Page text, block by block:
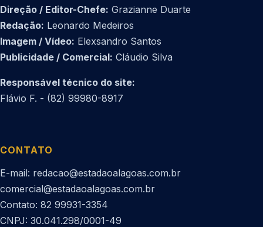
Direção / Editor-Chefe: Grazianne Duarte
Redação: Leonardo Medeiros
Imagem / Vídeo: Elexsandro Santos
Publicidade / Comercial: Cláudio Silva
Responsável técnico do site:
Flávio F. - (82) 99980-8917
CONTATO
E-mail: redacao@estadaoalagoas.com.br
comercial@estadaoalagoas.com.br
Contato: 82 99931-3354
CNPJ: 30.041.298/0001-49